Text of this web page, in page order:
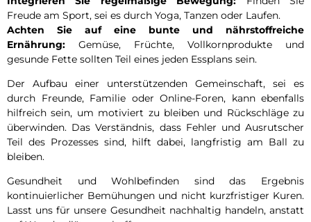
Freude am Sport, sei es durch Yoga, Tanzen oder Laufen.
Achten Sie auf eine bunte und nährstoffreiche
Ernährung: Gemüse, Früchte, Vollkornprodukte und
gesunde Fette sollten Teil eines jeden Essplans sein.
Der Aufbau einer unterstützenden Gemeinschaft, sei es
durch Freunde, Familie oder Online-Foren, kann ebenfalls
hilfreich sein, um motiviert zu bleiben und Rückschläge zu
überwinden. Das Verständnis, dass Fehler und Ausrutscher
Teil des Prozesses sind, hilft dabei, langfristig am Ball zu
bleiben.
Gesundheit und Wohlbefinden sind das Ergebnis
kontinuierlicher Bemühungen und nicht kurzfristiger Kuren.
Lasst uns für unsere Gesundheit nachhaltig handeln, anstatt